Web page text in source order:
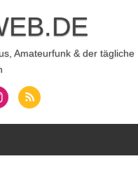
Amateurfunk & der tägliche